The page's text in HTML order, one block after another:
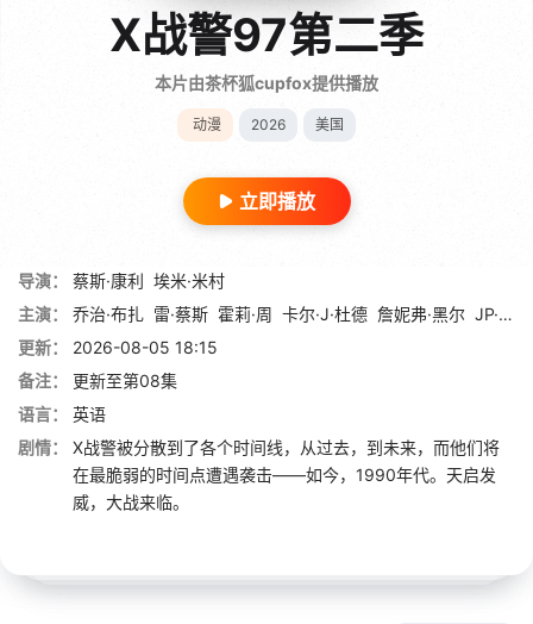
X战警97第二季
本片由茶杯狐cupfox提供播放
动漫 2026 美国
立即播放
导演： 蔡斯·康利 埃米·米村
主演：
乔治·布扎 雷·蔡斯 霍莉·周 卡尔·J·杜德 詹妮弗·黑尔 JP·卡利亚赫
更新：
2026-08-05 18:15
备注：
更新至第08集
语言：
英语
剧情：
X战警被分散到了各个时间线，从过去，到未来，而他们将
在最脆弱的时间点遭遇袭击——如今，1990年代。天启发
威，大战来临。